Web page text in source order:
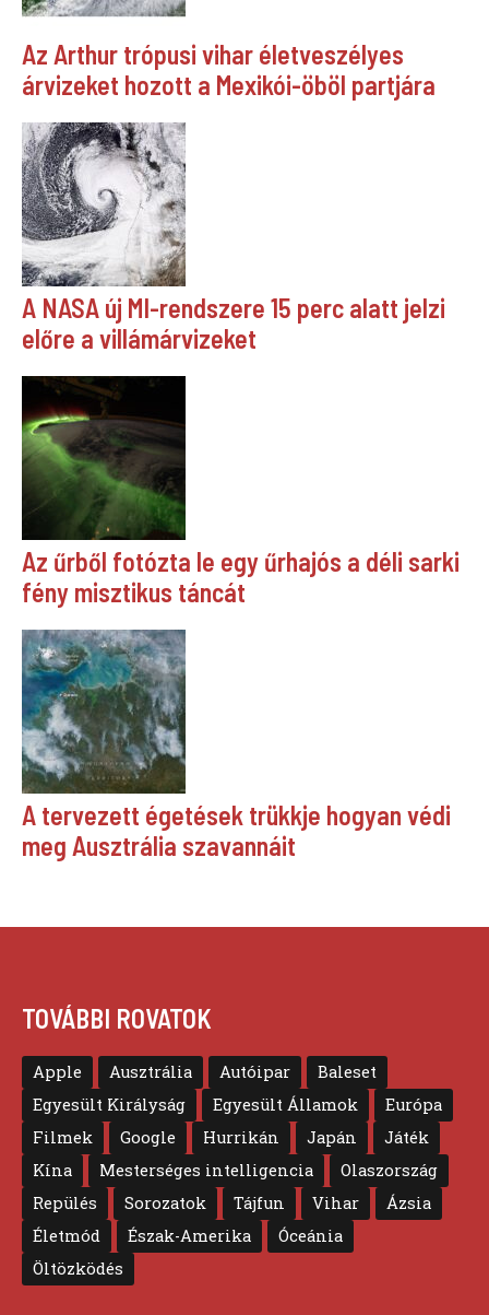
Az Arthur trópusi vihar életveszélyes
árvizeket hozott a Mexikói-öböl partjára
A NASA új MI-rendszere 15 perc alatt jelzi
előre a villámárvizeket
Az űrből fotózta le egy űrhajós a déli sarki
fény misztikus táncát
A tervezett égetések trükkje hogyan védi
meg Ausztrália szavannáit
TOVÁBBI ROVATOK
Apple Ausztrália Autóipar
Baleset
Egyesült Királyság
Egyesült Államok
Európa
Filmek
Google Hurrikán Japán
Játék
Kína
Mesterséges intelligencia
Olaszország
Repülés
Sorozatok Tájfun Vihar
Ázsia
Életmód
Észak-Amerika
Óceánia
Öltözködés